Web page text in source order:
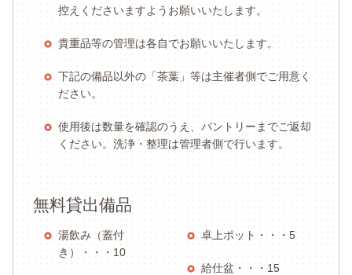
控えくださいますようお願いいたします。
貴重品等の管理は各自でお願いいたします。
下記の備品以外の「茶葉」等は主催者側でご用意く
ださい。
使用後は数量を確認のうえ、パントリーまでご返却
ください。洗浄・整理は管理者側で行います。
無料貸出備品
湯飲み（蓋付
き）・・・10
卓上ポット・・・5
給仕盆・・・15